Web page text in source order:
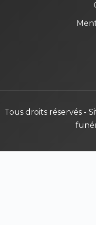
Tous droits réservés -